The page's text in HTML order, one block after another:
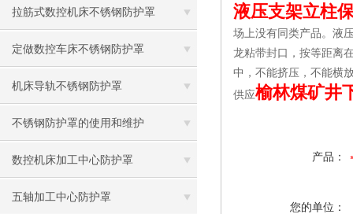
拉筋式数控机床不锈钢防护罩
定做数控车床不锈钢防护罩
机床导轨不锈钢防护罩
不锈钢防护罩的使用和维护
数控机床加工中心防护罩
五轴加工中心防护罩
液压支架立柱
场上没有同类产品。液
龙粘带封口，按等距离
中，不能挤压，不能横
供应榆林煤矿井
产品：
您的单位：